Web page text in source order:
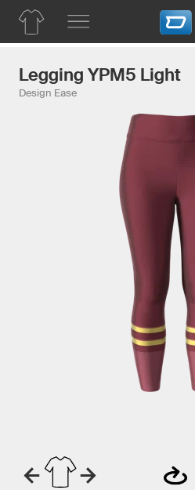
Legging YPM5 Light
Design Ease